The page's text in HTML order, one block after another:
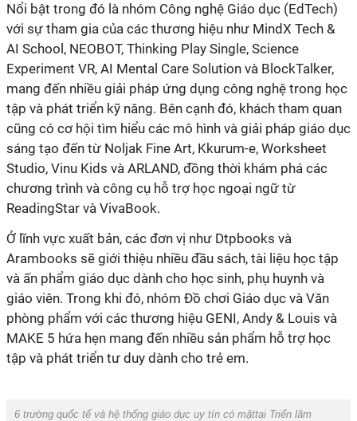
Nổi bật trong đó là nhóm Công nghệ Giáo dục (EdTech)
với sự tham gia của các thương hiệu như MindX Tech &
AI School, NEOBOT, Thinking Play Single, Science
Experiment VR, AI Mental Care Solution và BlockTalker,
mang đến nhiều giải pháp ứng dụng công nghệ trong học
tập và phát triển kỹ năng. Bên cạnh đó, khách tham quan
cũng có cơ hội tìm hiểu các mô hình và giải pháp giáo dục
sáng tạo đến từ Noljak Fine Art, Kkurum-e, Worksheet
Studio, Vinu Kids và ARLAND, đồng thời khám phá các
chương trình và công cụ hỗ trợ học ngoại ngữ từ
ReadingStar và VivaBook.
Ở lĩnh vực xuất bản, các đơn vị như Dtpbooks và
Arambooks sẽ giới thiệu nhiều đầu sách, tài liệu học tập
và ấn phẩm giáo dục dành cho học sinh, phụ huynh và
giáo viên. Trong khi đó, nhóm Đồ chơi Giáo dục và Văn
phòng phẩm với các thương hiệu GENI, Andy & Louis và
MAKE 5 hứa hẹn mang đến nhiều sản phẩm hỗ trợ học
tập và phát triển tư duy dành cho trẻ em.
6 trường quốc tế và hệ thống giáo dục uy tín có mặttại Triển lãm